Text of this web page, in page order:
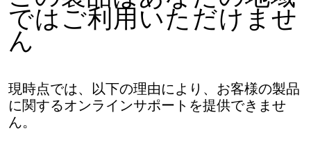
ではご利用いただけませ
ん
現時点では、以下の理由により、お客様の製品
に関するオンラインサポートを提供できませ
ん。